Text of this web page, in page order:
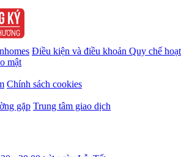
Điều kiện và điều khoản Quy chế hoạt
mật
Chính sách cookies
gặp Trung tâm giao dịch